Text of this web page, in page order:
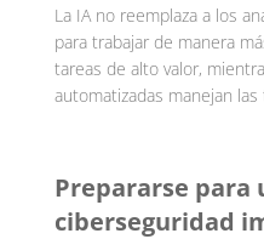
La IA no reemplaza a los
para trabajar de manera
tareas de alto valor,
automatizadas manejan
Prepararse para
ciberseguridad